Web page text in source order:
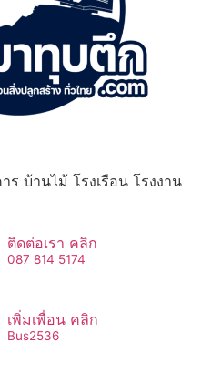
บ้านไม้ โรงเรือน โรงงาน
ติดต่อเรา คลิก
087 814 5174
เพิ่มเพื่อน คลิก
Bus2536​